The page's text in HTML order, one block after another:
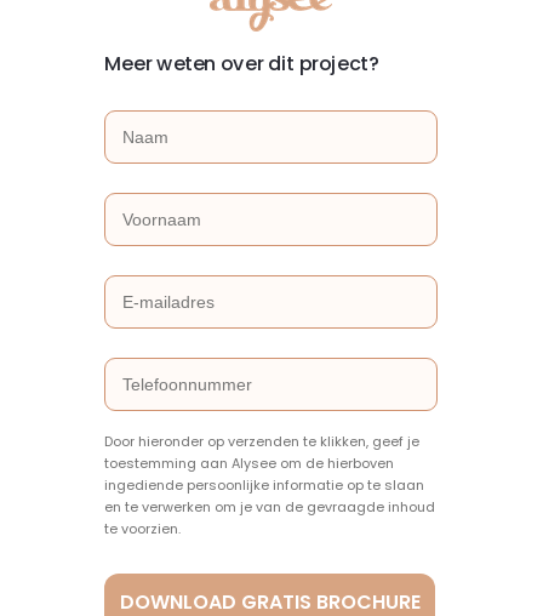
DOWNLOAD GRATIS BROCHURE
Meer weten over dit project?
Door hieronder op verzenden te klikken, geef je
toestemming aan Alysee om de hierboven
ingediende persoonlijke informatie op te slaan
en te verwerken om je van de gevraagde inhoud
te voorzien.